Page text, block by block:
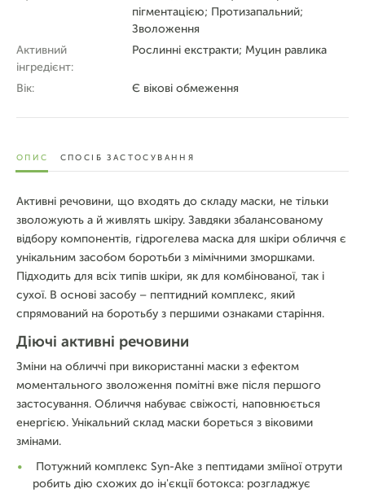
пігментацією; Протизапальний;
Зволоження
Активний
інгредієнт:
Рослинні екстракти; Муцин равлика
Вік: Є вікові обмеження
ОПИС СПОСІБ ЗАСТОСУВАННЯ
Активні речовини, що входять до складу маски, не тільки
зволожують а й живлять шкіру. Завдяки збалансованому
відбору компонентів, гідрогелева маска для шкіри обличчя є
унікальним засобом боротьби з мімічними зморшками.
Підходить для всіх типів шкіри, як для комбінованої, так і
сухої. В основі засобу – пептидний комплекс, який
спрямований на боротьбу з першими ознаками старіння.
Діючі активні речовини
Зміни на обличчі при використанні маски з ефектом
моментального зволоження помітні вже після першого
застосування. Обличчя набуває свіжості, наповнюється
енергією. Унікальний склад маски бореться з віковими
змінами.
Потужний комплекс Syn-Ake з пептидами зміїної отрути
робить дію схожих до ін'єкції ботокса: розгладжує